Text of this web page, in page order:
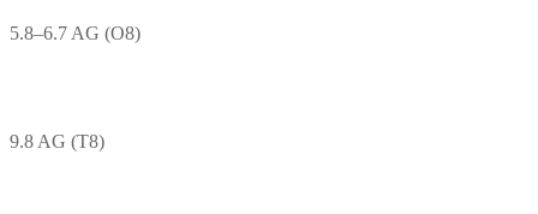
5.8–6.7 AG (O8)
9.8 AG (T8)